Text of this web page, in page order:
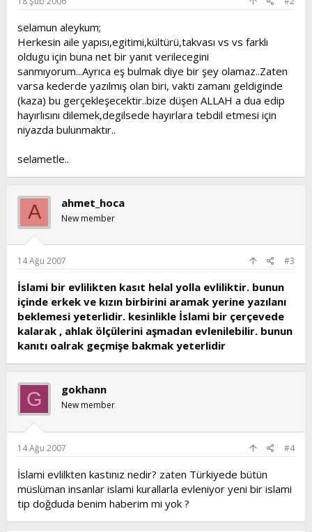
selamun aleykum;
Herkesin aile yapısı,egitimi,kültürü,takvası vs vs farklı
oldugu için buna net bir yanıt verilecegini
sanmıyorum...Ayrıca eş bulmak diye bir şey olamaz..Zaten
varsa kederde yazılmış olan biri, vakti zamanı geldiginde
(kaza) bu gerçekleşecektir..bize düşen ALLAH a dua edip
hayırlısını dilemek,degilsede hayırlara tebdil etmesi için
niyazda bulunmaktır..
selametle..
A ahmet_hoca
New member
14 Ağu 2007 #3
İslami bir evlilikten kasıt helal yolla evliliktir. bunun
içinde erkek ve kızın birbirini aramak yerine yazılanı
beklemesi yeterlidir. kesinlikle İslami bir çerçevede
kalarak , ahlak ölçülerini aşmadan evlenilebilir. bunun
kanıtı oalrak geçmişe bakmak yeterlidir
G gokhann
New member
14 Ağu 2007 #4
İslami evlilkten kastınız nedir? zaten Türkiyede bütün
müslüman insanlar islami kurallarla evleniyor yeni bir islami
tip doğduda benim haberim mi yok ?